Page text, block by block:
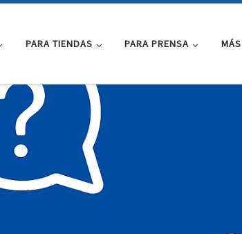
PARA TIENDAS PARA PRENSA